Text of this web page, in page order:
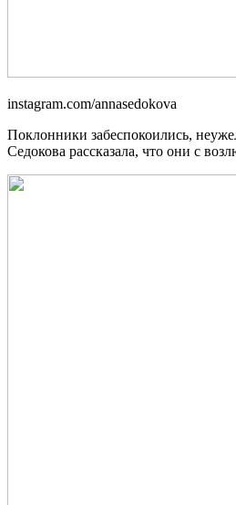
instagram.com/annasedokova
Поклонники забеспокоились,
Седокова рассказала, что они с